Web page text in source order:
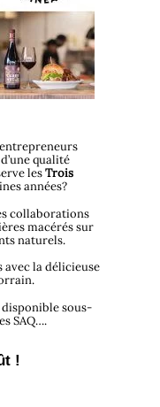
qualité
lesTrois
années?
collaborations
macérés sur
naturels.
avec la délicieuse
disponible sous-
SAQ….
!